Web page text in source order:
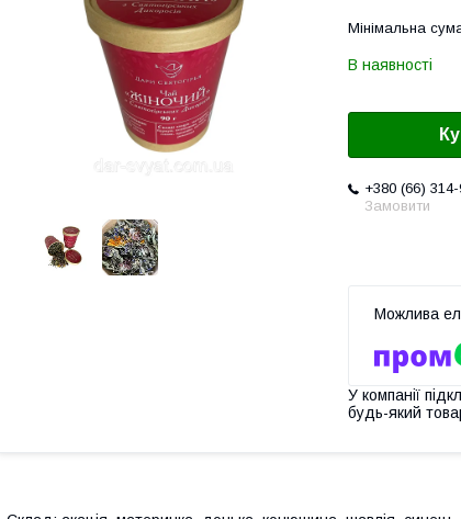
Мінімальна
В наявності
+380 (66)
Замовити
У компанії
будь-який